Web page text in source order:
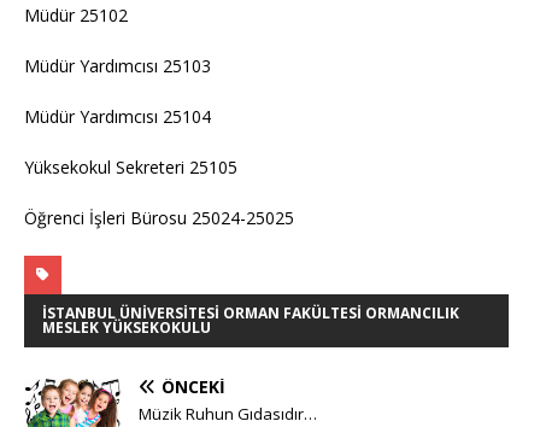
Müdür 25102
Müdür Yardımcısı 25103
Müdür Yardımcısı 25104
Yüksekokul Sekreteri 25105
Öğrenci İşleri Bürosu 25024-25025
İSTANBUL ÜNIVERSITESI ORMAN FAKÜLTESI ORMANCILIK
MESLEK YÜKSEKOKULU
ÖNCEKI
Müzik Ruhun Gıdasıdır…